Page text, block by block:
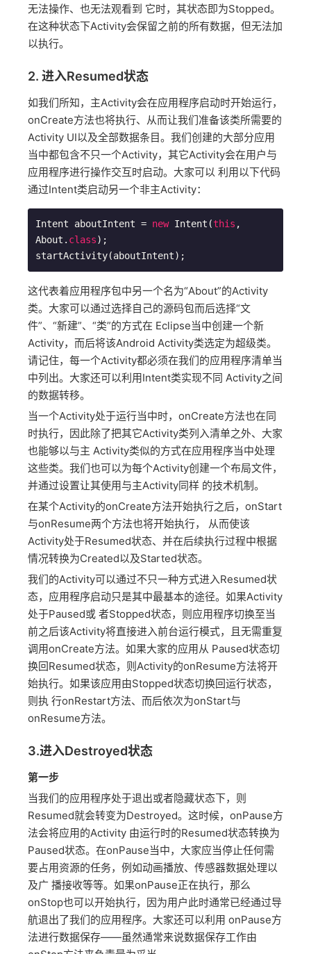
无法操作、也无法观看到 它时，其状态即为Stopped。
在这种状态下Activity会保留之前的所有数据，但无法加
以执行。
2. 进入Resumed状态
如我们所知，主Activity会在应用程序启动时开始运行，
onCreate方法也将执行、从而让我们准备该类所需要的
Activity UI以及全部数据条目。我们创建的大部分应用
当中都包含不只一个Activity，其它Activity会在用户与
应用程序进行操作交互时启动。大家可以 利用以下代码
通过Intent类启动另一个非主Activity：
Intent aboutIntent = new Intent(this ,
About. class);
startActivity(aboutIntent);
这代表着应用程序包中另一个名为“About”的Activity
类。大家可以通过选择自己的源码包而后选择“文
件”、“新建”、“类”的方式在 Eclipse当中创建一个新
Activity，而后将该Android Activity类选定为超级类。
请记住，每一个Activity都必须在我们的应用程序清单当
中列出。大家还可以利用Intent类实现不同 Activity之间
的数据转移。
当一个Activity处于运行当中时，onCreate方法也在同
时执行，因此除了把其它Activity类列入清单之外、大家
也能够以与主 Activity类似的方式在应用程序当中处理
这些类。我们也可以为每个Activity创建一个布局文件，
并通过设置让其使用与主Activity同样 的技术机制。
在某个Activity的onCreate方法开始执行之后，onStart
与onResume两个方法也将开始执行， 从而使该
Activity处于Resumed状态、并在后续执行过程中根据
情况转换为Created以及Started状态。
我们的Activity可以通过不只一种方式进入Resumed状
态，应用程序启动只是其中最基本的途径。如果Activity
处于Paused或 者Stopped状态，则应用程序切换至当
前之后该Activity将直接进入前台运行模式，且无需重复
调用onCreate方法。如果大家的应用从 Paused状态切
换回Resumed状态，则Activity的onResume方法将开
始执行。如果该应用由Stopped状态切换回运行状态，
则执 行onRestart方法、而后依次为onStart与
onResume方法。
3.进入Destroyed状态
第一步
当我们的应用程序处于退出或者隐藏状态下，则
Resumed就会转变为Destroyed。这时候，onPause方
法会将应用的Activity 由运行时的Resumed状态转换为
Paused状态。在onPause当中，大家应当停止任何需
要占用资源的任务，例如动画播放、传感器数据处理以
及广 播接收等等。如果onPause正在执行，那么
onStop也可以开始执行，因为用户此时通常已经通过导
航退出了我们的应用程序。大家还可以利用 onPause方
法进行数据保存——虽然通常来说数据保存工作由